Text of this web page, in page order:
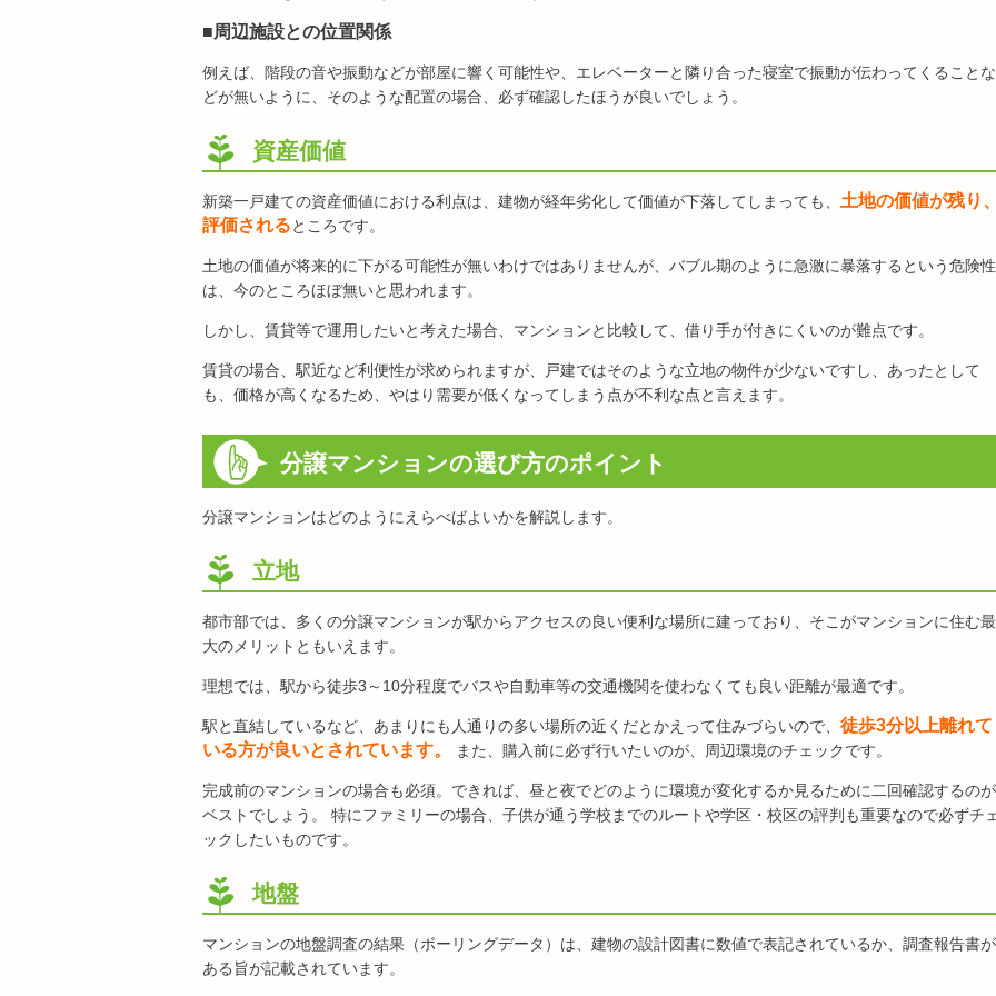
■周辺施設との位置関係
例えば、階段の音や振動などが部屋に響く可能性や、エレベーターと隣り合った寝室で振動が伝わってくることな
どが無いように、そのような配置の場合、必ず確認したほうが良いでしょう。
資産価値
新築一戸建ての資産価値における利点は、建物が経年劣化して価値が下落してしまっても、 土地の価値が残り
評価されるところです。
土地の価値が将来的に下がる可能性が無いわけではありませんが、バブル期のように急激に暴落するという危険性
は、今のところほぼ無いと思われます。
しかし、賃貸等で運用したいと考えた場合、マンションと比較して、借り手が付きにくいのが難点です。
賃貸の場合、駅近など利便性が求められますが、戸建ではそのような立地の物件が少ないですし、あったとして
も、価格が高くなるため、やはり需要が低くなってしまう点が不利な点と言えます。
分譲マンションの選び方のポイント
分譲マンションはどのようにえらべばよいかを解説します。
立地
都市部では、多くの分譲マンションが駅からアクセスの良い便利な場所に建っており、そこがマンションに住む最
大のメリットともいえます。
理想では、駅から徒歩3～10分程度でバスや自動車等の交通機関を使わなくても良い距離が最適です。
駅と直結しているなど、あまりにも人通りの多い場所の近くだとかえって住みづらいので、 徒歩3分以上離れて
いる方が良いとされています。
また、購入前に必ず行いたいのが、周辺環境のチェックです。
完成前のマンションの場合も必須。できれば、昼と夜でどのように環境が変化するか見るために二回確認するのが
ベストでしょう。 特にファミリーの場合、子供が通う学校までのルートや学区・校区の評判も重要なので必ずチ
ックしたいものです。
地盤
マンションの地盤調査の結果（ボーリングデータ）は、建物の設計図書に数値で表記されているか、調査報告書が
ある旨が記載されています。